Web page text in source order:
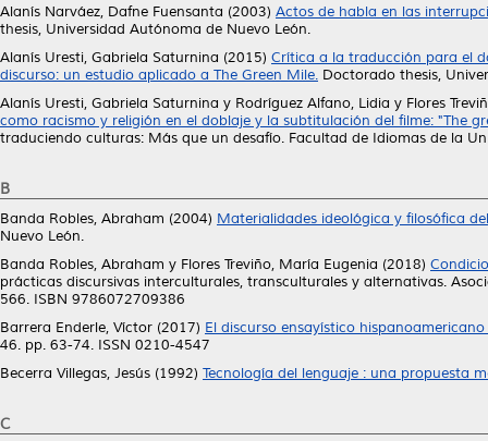
Alanís Narváez, Dafne Fuensanta (2003) Actos de habla en las
thesis, Universidad Autónoma de Nuevo León.
Alanís Uresti, Gabriela Saturnina (2015) Crítica a la traducción para el
discurso: un estudio aplicado a The Green Mile. Doctorado thesis,
Alanís Uresti, Gabriela Saturnina y Rodríguez Alfano, Lidia y Flores
como racismo y religión en el doblaje y la subtitulación del filme: "The
traduciendo culturas: Más que un desafío. Facultad de Idiomas de la
B
Banda Robles, Abraham (2004) Materialidades ideológica y filosófica
Nuevo León.
Banda Robles, Abraham y Flores Treviño, María Eugenia (2018)
prácticas discursivas interculturales, transculturales y alternativas.
566. ISBN 9786072709386
Barrera Enderle, Víctor (2017) El discurso ensayístico
46. pp. 63-74. ISSN 0210-4547
Becerra Villegas, Jesús (1992) Tecnología del lenguaje : una propuesta
C